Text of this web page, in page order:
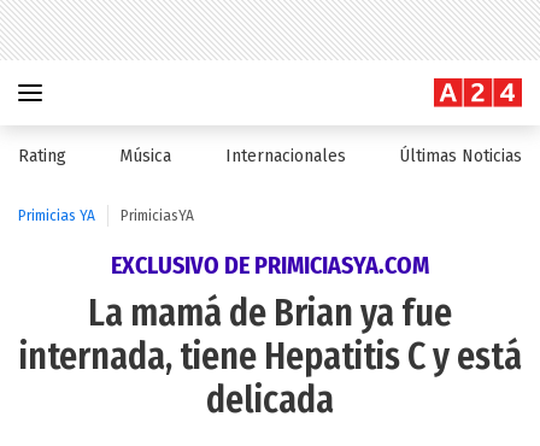
Rating Música Internacionales Últimas Noticias
Primicias YA PrimiciasYA
EXCLUSIVO DE PRIMICIASYA.COM
La mamá de Brian ya fue
internada, tiene Hepatitis C y está
delicada